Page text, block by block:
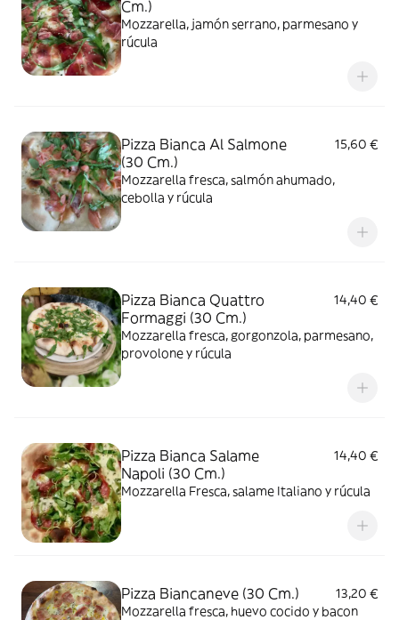
Cm.)
Mozzarella, jamón serrano, parmesano y
rúcula
Pizza Bianca Al Salmone
(30 Cm.)
15,60 €
Mozzarella fresca, salmón ahumado,
cebolla y rúcula
Pizza Bianca Quattro
Formaggi (30 Cm.)
14,40 €
Mozzarella fresca, gorgonzola, parmesano,
provolone y rúcula
Pizza Bianca Salame
Napoli (30 Cm.)
14,40 €
Mozzarella Fresca, salame Italiano y rúcula
Pizza Biancaneve (30 Cm.)
13,20 €
Mozzarella fresca, huevo cocido y bacon